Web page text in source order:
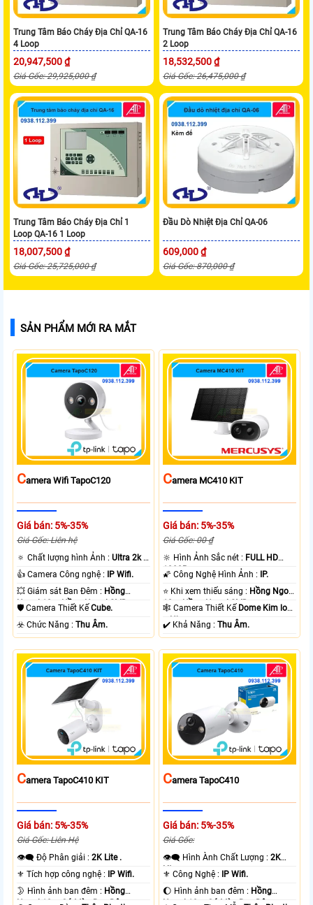
Trung Tâm Báo Cháy Địa Chỉ QA-16
4 Loop
20,947,500 ₫
Giá Gốc: 29,925,000 ₫
Trung Tâm Báo Cháy Địa Chỉ QA-16
2 Loop
18,532,500 ₫
Giá Gốc: 26,475,000 ₫
Trung Tâm Báo Cháy Địa Chỉ 1
Loop QA-16 1 Loop
18,007,500 ₫
Giá Gốc: 25,725,000 ₫
Đầu Dò Nhiệt Địa Chỉ QA-06
609,000 ₫
Giá Gốc: 870,000 ₫
SẢN PHẨM MỚI RA MẮT
CAmera Wifi TapoC120
Giá bán: 5%-35%
Giá Gốc: Liên hệ
🔅 Chất lượng hình Ảnh :Ultra 2k +
.
👍 Camera Công nghệ :
IP Wifi.
💥 Giám sát Ban Đêm : Hồng
Ngoại 10m Hồng Ngoại SMD.
🛡 Camera Thiết KếCube.
️☣️ Chức Năng :Thu Âm.
CAmera MC410 KIT
Giá bán: 5%-35%
Giá Gốc: 00 ₫
🔆 Hình Ảnh Sắc nét : FULL HD
1080P .
🌠 Công Nghệ Hình Ảnh :
IP.
⭐ Khi xem thiếu sáng : Hồng Ngoại
10m Hồng Ngoại SMD.
🕸️ Camera Thiết Kế Dome Kim loại
+ Nhựa.
️✔️ Khả Năng :Thu Âm.
CAmera TapoC410 KIT
Giá bán: 5%-35%
Giá Gốc: Liên Hệ
👁️‍🗨 Độ Phân giải :2K Lite .
⚜️ Tích hợp công nghệ : IP Wifi.
🌛 Hình ảnh ban đêm : Hồng
Ngoại 10m Có Màu Ban Ðêm.
CAmera TapoC410
Giá bán: 5%-35%
Giá Gốc:
👁️‍🗨 Hình Ành Chất Lượng :2K
Lite .
⚜️ Công Nghệ : IP Wifi.
🌔 Hình ảnh ban đêm : Hồng
Ngoại 10m Có Màu Ban Ðêm.